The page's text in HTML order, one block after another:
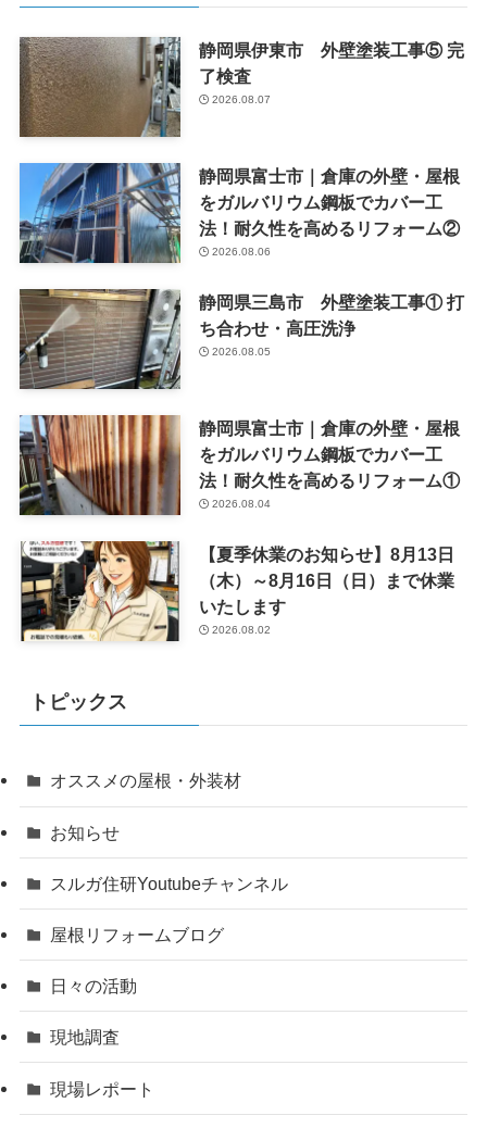
静岡県伊東市 外壁塗装工事⑤ 完
了検査
2026.08.07
静岡県富士市｜倉庫の外壁・屋根
をガルバリウム鋼板でカバー工
法！耐久性を高めるリフォーム②
2026.08.06
静岡県三島市 外壁塗装工事① 打
ち合わせ・高圧洗浄
2026.08.05
静岡県富士市｜倉庫の外壁・屋根
をガルバリウム鋼板でカバー工
法！耐久性を高めるリフォーム①
2026.08.04
【夏季休業のお知らせ】8月13日
（木）～8月16日（日）まで休業
いたします
2026.08.02
トピックス
オススメの屋根・外装材
お知らせ
スルガ住研Youtubeチャンネル
屋根リフォームブログ
日々の活動
現地調査
現場レポート